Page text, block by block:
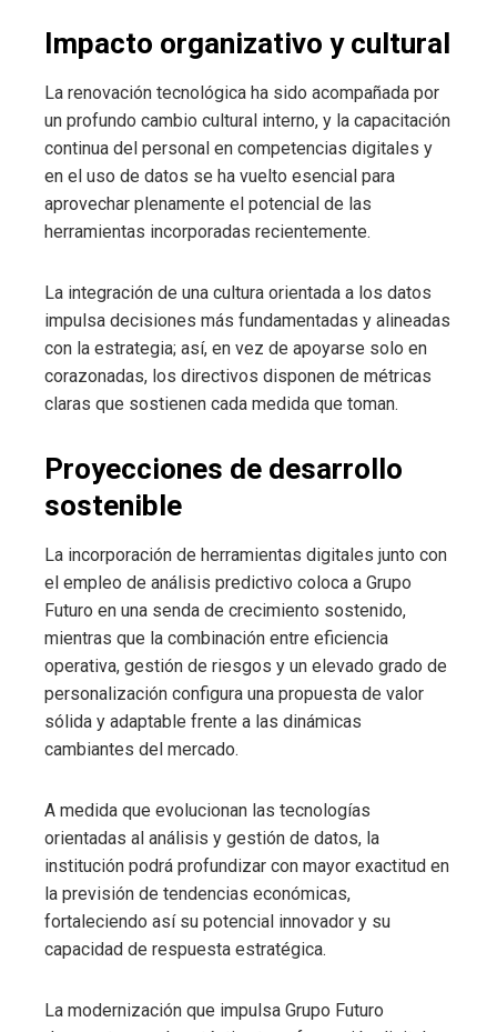
Impacto organizativo y cultural
La renovación tecnológica ha sido acompañada por
un profundo cambio cultural interno, y la capacitación
continua del personal en competencias digitales y
en el uso de datos se ha vuelto esencial para
aprovechar plenamente el potencial de las
herramientas incorporadas recientemente.
La integración de una cultura orientada a los datos
impulsa decisiones más fundamentadas y alineadas
con la estrategia; así, en vez de apoyarse solo en
corazonadas, los directivos disponen de métricas
claras que sostienen cada medida que toman.
Proyecciones de desarrollo
sostenible
La incorporación de herramientas digitales junto con
el empleo de análisis predictivo coloca a Grupo
Futuro en una senda de crecimiento sostenido,
mientras que la combinación entre eficiencia
operativa, gestión de riesgos y un elevado grado de
personalización configura una propuesta de valor
sólida y adaptable frente a las dinámicas
cambiantes del mercado.
A medida que evolucionan las tecnologías
orientadas al análisis y gestión de datos, la
institución podrá profundizar con mayor exactitud en
la previsión de tendencias económicas,
fortaleciendo así su potencial innovador y su
capacidad de respuesta estratégica.
La modernización que impulsa Grupo Futuro